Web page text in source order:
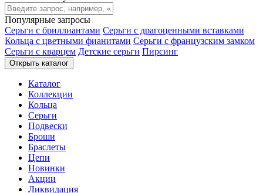
Популярные запросы
Серьги с бриллиантами Серьги с драгоценными вставками
Кольца с цветными фианитами Серьги с французским замком
Серьги с кварцем Детские серьги Пирсинг
Открыть каталог
Каталог
Коллекции
Кольца
Серьги
Подвески
Броши
Браслеты
Цепи
Новинки
Акции
Ликвидация